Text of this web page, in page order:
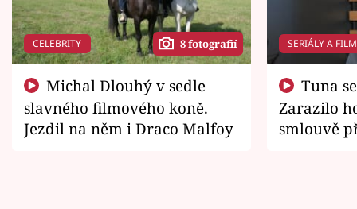
CELEBRITY 8 fotografií
slavného filmového koně.
Jezdil na něm i Draco Malfoy
SERIÁLY A
Zarazilo
smlouvě